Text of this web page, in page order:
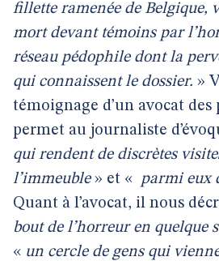
fillette ramenée de Belgique,
mort devant témoins par
réseau pédophile dont la
qui connaissent le dossier. »
témoignage d’un avocat
permet au journaliste
qui rendent de discrètes
l’immeuble» et « parmi eux
Quant à l’avocat, il nous
bout de l’horreur en quelque
« un cercle de gens qui